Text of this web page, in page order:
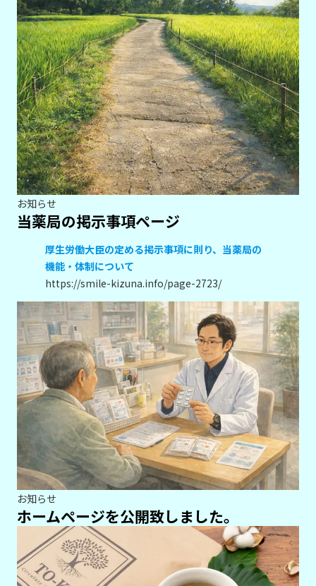
お知らせ
当薬局の掲示事項ページ
厚生労働大臣の定める掲示事項に則り、当薬局の
機能・体制について
https://smile-kizuna.info/page-2723/
お知らせ
ホームページを公開致しました。